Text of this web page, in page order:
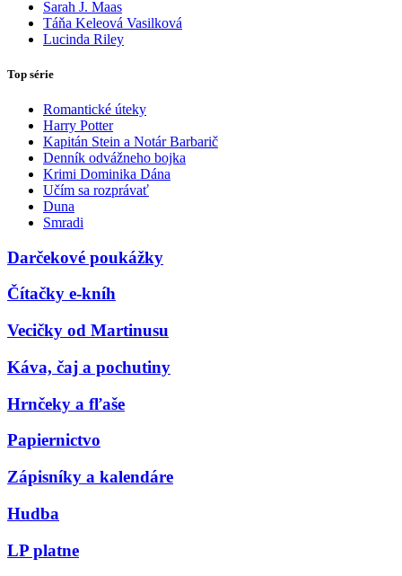
Sarah J. Maas
Táňa Keleová Vasilková
Lucinda Riley
Top série
Romantické úteky
Harry Potter
Kapitán Stein a Notár Barbarič
Denník odvážneho bojka
Krimi Dominika Dána
Učím sa rozprávať
Duna
Smradi
Darčekové poukážky
Čítačky e-kníh
Vecičky od Martinusu
Káva, čaj a pochutiny
Hrnčeky a fľaše
Papiernictvo
Zápisníky a kalendáre
Hudba
LP platne